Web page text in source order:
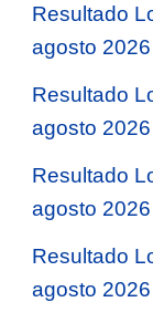
Resultado
agosto 2026
Resultado
agosto 2026
Resultado
agosto 2026
Resultado
agosto 2026